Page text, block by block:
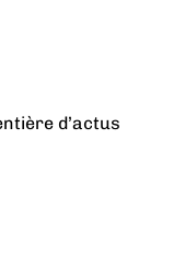
d’actus